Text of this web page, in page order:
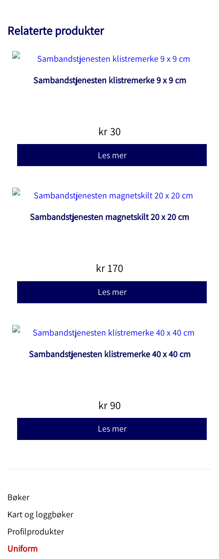
Relaterte produkter
Sambandstjenesten klistremerke 9 x 9 cm
kr30
Les mer
Sambandstjenesten magnetskilt 20 x 20 cm
kr 170
Les mer
Sambandstjenesten klistremerke 40 x 40 cm
kr 90
Les mer
Bøker
Kart og loggbøker
Profilprodukter
Uniform